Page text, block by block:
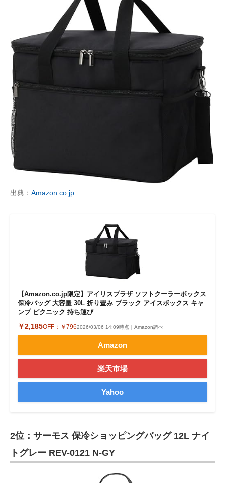
出典： Amazon.co.jp
【Amazon.co.jp限定】アイリスプラザ ソフトクーラーボックス
保冷バッグ 大容量 30L 折り畳み ブラック アイスボックス キャ
ンプ ピクニック 持ち運び
￥2,185OFF： ￥7962026/03/06 14:09時点｜Amazon調べ
Amazon
楽天市場
Yahoo
2位：サーモス 保冷ショッピングバッグ 12L ナイ
トグレー REV-0121 N-GY